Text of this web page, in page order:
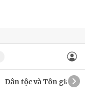
Dân tộc và Tôn giáo